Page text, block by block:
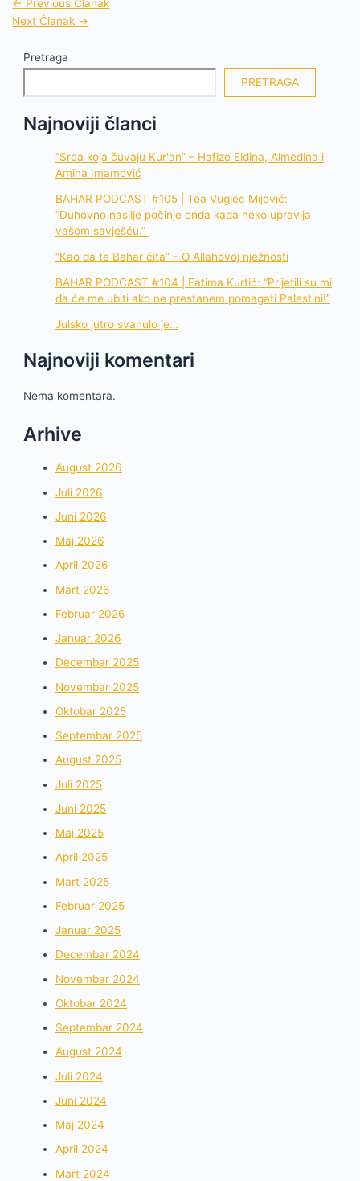
← Previous Članak
Next Članak →
Pretraga
PRETRAGA
Najnoviji članci
“Srca koja čuvaju Kur'an” – Hafize Eldina, Almedina i
Amina Imamović
BAHAR PODCAST #105 | Tea Vuglec Mijović:
“Duhovno nasilje počinje onda kada neko upravlja
vašom savješću.”
“Kao da te Bahar čita” – O Allahovoj nježnosti
BAHAR PODCAST #104 | Fatima Kurtić: “Prijetili su mi
da će me ubiti ako ne prestanem pomagati Palestini!”
Julsko jutro svanulo je…
Najnoviji komentari
Nema komentara.
Arhive
August 2026
Juli 2026
Juni 2026
Maj 2026
April 2026
Mart 2026
Februar 2026
Januar 2026
Decembar 2025
Novembar 2025
Oktobar 2025
Septembar 2025
August 2025
Juli 2025
Juni 2025
Maj 2025
April 2025
Mart 2025
Februar 2025
Januar 2025
Decembar 2024
Novembar 2024
Oktobar 2024
Septembar 2024
August 2024
Juli 2024
Juni 2024
Maj 2024
April 2024
Mart 2024